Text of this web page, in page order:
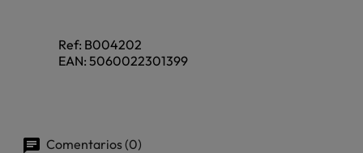
Ref: B004202
EAN: 5060022301399
Comentarios (0)